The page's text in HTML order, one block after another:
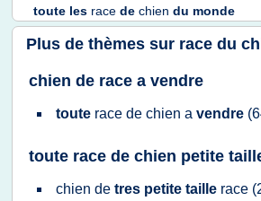
toute les race de chien du monde
Plus de thèmes sur race du
chien de race a vendre
toute race de chien a vendre
toute race de chien petite
chien de tres petite taille race